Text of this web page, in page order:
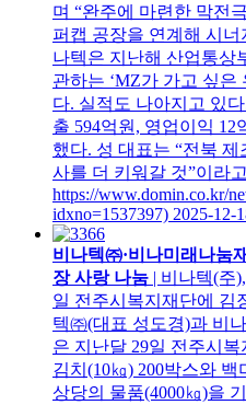
며 “완주에 마련한 막전
퍼캡 공장을 연계해 시너
나텍은 지난해 산업통상
관하는 ‘MZ가 가고 싶은
다. 실적도 나아지고 있
출 594억원, 영업이익
했다. 성 대표는 “전북
사를 더 키워갈 것”이라
https://www.domin.co.kr/
idxno=1537397) 2025-12-
비나텍㈜·비나미래나눔
장 사랑 나눔 | 비나텍(주
일 전주시복지재단에 김
텍㈜(대표 성도경)과 비
은 지난달 29일 전주시
김치(10㎏) 200박스와 백
상당의 물품(4000㎏)을